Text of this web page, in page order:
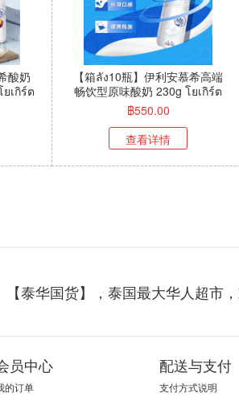
面5
10个
【10个月】康师傅 香辣牛肉面
五连包 98g*5袋 方便面泡面 สี
ส้ม คังชิฝู เนื้อเผ็ด
฿125.00
查看详情
【泰华国货】，泰国最大华人超市
员中心
的订单
配送与支付
支付方式说明